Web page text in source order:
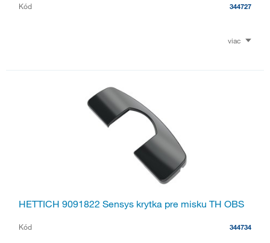
Kód 344727
viac
HETTICH 9091822 Sensys krytka pre misku TH OBS
Kód 344734